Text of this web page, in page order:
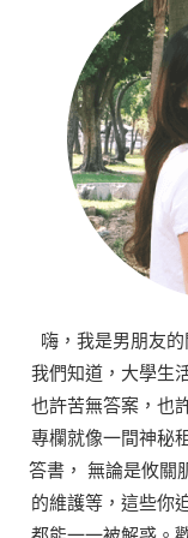
嗨，我是男朋友
我們知道，大學生
也許苦無答案，也
專欄就像一間神秘
答書， 無論是攸關
的維護等，這些你